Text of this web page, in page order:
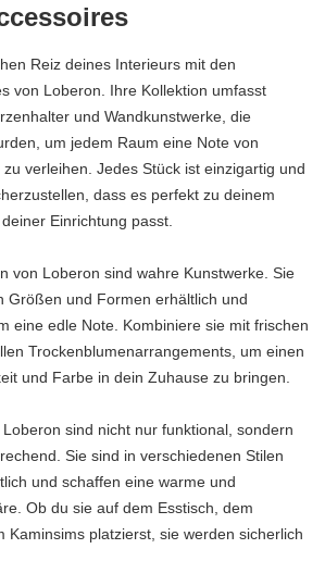
Reiz deines Interieurs mit den
von Loberon. Ihre Kollektion umfasst
und Wandkunstwerke, die
um jedem Raum eine Note von
verleihen. Jedes Stück ist einzigartig und
dass es perfekt zu deinem
Einrichtung passt.
von Loberon sind wahre Kunstwerke. Sie
Größen und Formen erhältlich und
eine edle Note. Kombiniere sie mit frischen
Trockenblumenarrangements, um einen
und Farbe in dein Zuhause zu bringen.
sind nicht nur funktional, sondern
Sie sind in verschiedenen Stilen
und schaffen eine warme und
Ob du sie auf dem Esstisch, dem
Kaminsims platzierst, sie werden sicherlich